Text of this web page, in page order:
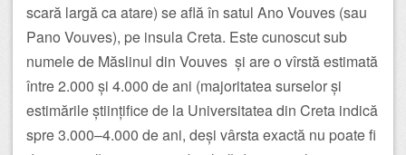
scară largă ca atare) se află în satul Ano Vouves (sau
Pano Vouves), pe insula Creta. Este cunoscut sub
numele de Măslinul din Vouves și are o vîrstă estimată
între 2.000 și 4.000 de ani (majoritatea surselor și
estimările științifice de la Universitatea din Creta indică
spre 3.000–4.000 de ani, deși vârsta exactă nu poate fi